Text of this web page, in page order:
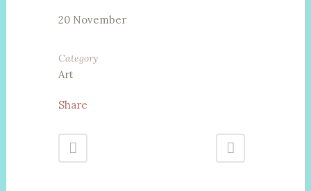
20 November
Category
Art
Share